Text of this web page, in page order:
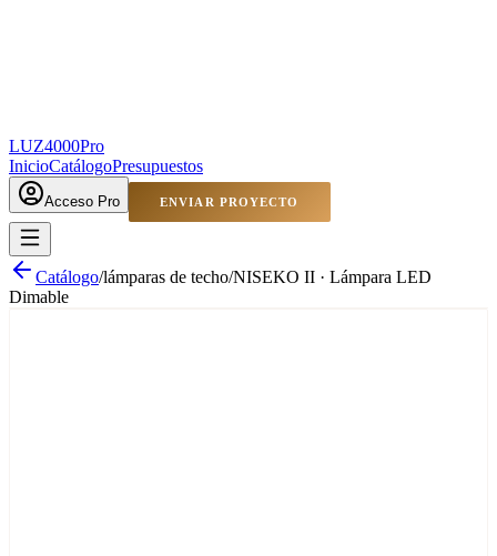
LUZ4000Pro
InicioCatálogoPresupuestos
Acceso Pro ENVIAR PROYECTO
Catálogo/lámparas de techo/NISEKO II · Lámpara LED
Dimable